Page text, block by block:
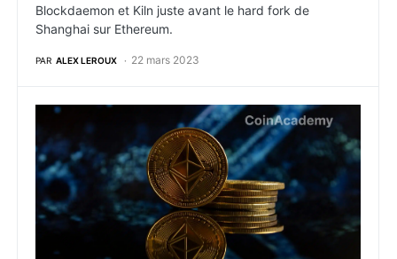
Blockdaemon et Kiln juste avant le hard fork de
Shanghai sur Ethereum.
PAR ALEX LEROUX 22 mars 2023
Ethereum : Shanghai exécutée sur le testnet, non